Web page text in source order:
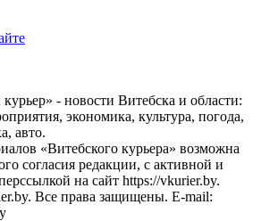
- новости Витебска и области:
экономика, культура, погода,
авто.
«Витебского курьера» возможна
согласия редакции, с активной и
на сайт https://vkurier.by.
Все права защищены. E-mail: